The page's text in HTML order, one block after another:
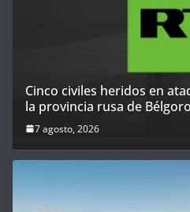
Cinco civiles heridos en
la provincia rusa de
7 agosto, 2026